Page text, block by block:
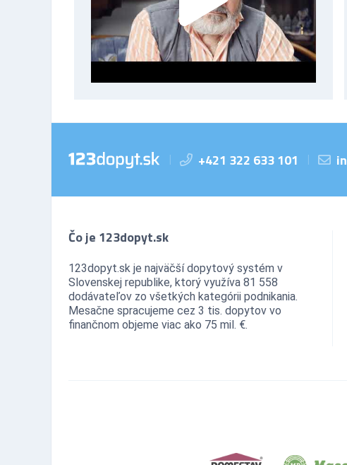
+421 322 633 101
Čo je 123dopyt.sk
123dopyt.sk je najväčší dopytový systém v
Slovenskej republike, ktorý využíva 81 558
dodávateľov zo všetkých kategórii podnikania.
Mesačne spracujeme cez 3 tis. dopytov vo
finančnom objeme viac ako 75 mil. €.